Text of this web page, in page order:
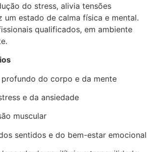
do stress, alivia tensões
um estado de calma física e mental.
qualificados, em ambiente
profundo do corpo e da mente
e da ansiedade
muscular
sentidos e do bem-estar emocional